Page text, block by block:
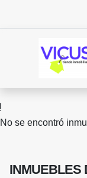
No se encontró
INMUEBLES